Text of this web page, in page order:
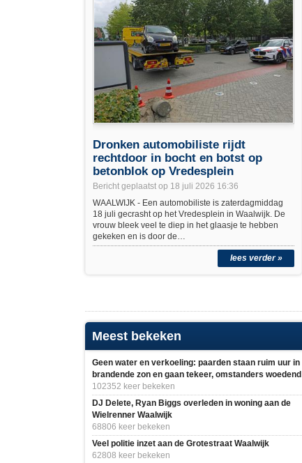
Dronken automobiliste rijdt
rechtdoor in bocht en botst op
betonblok op Vredesplein
Bericht geplaatst op 18 juli 2026 16:36
WAALWIJK - Een automobiliste is zaterdagmiddag
18 juli gecrasht op het Vredesplein in Waalwijk. De
vrouw bleek veel te diep in het glaasje te hebben
gekeken en is door de…
lees verder »
Meest bekeken
Geen water en verkoeling: paarden staan ruim uur in
brandende zon en gaan tekeer, omstanders woedend
102352 keer bekeken
DJ Delete, Ryan Biggs overleden in woning aan de
Wielrenner Waalwijk
68806 keer bekeken
Veel politie inzet aan de Grotestraat Waalwijk
62808 keer bekeken